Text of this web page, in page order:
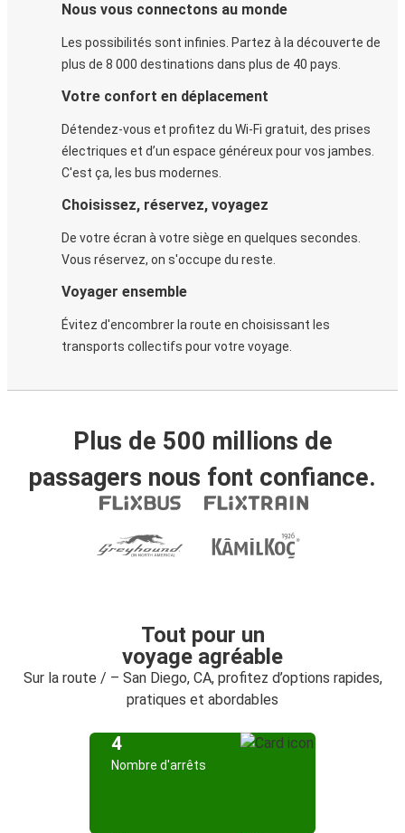
Nous vous connectons au monde
Les possibilités sont infinies. Partez à la découverte de
plus de 8 000 destinations dans plus de 40 pays.
Votre confort en déplacement
Détendez-vous et profitez du Wi-Fi gratuit, des prises
électriques et d’un espace généreux pour vos jambes.
C'est ça, les bus modernes.
Choisissez, réservez, voyagez
De votre écran à votre siège en quelques secondes.
Vous réservez, on s'occupe du reste.
Voyager ensemble
Évitez d'encombrer la route en choisissant les
transports collectifs pour votre voyage.
Plus de 500 millions de
passagers nous font confiance.
Tout pour un
voyage agréable
Sur la route / – San Diego, CA, profitez d’options rapides,
pratiques et abordables
4
Nombre d'arrêts